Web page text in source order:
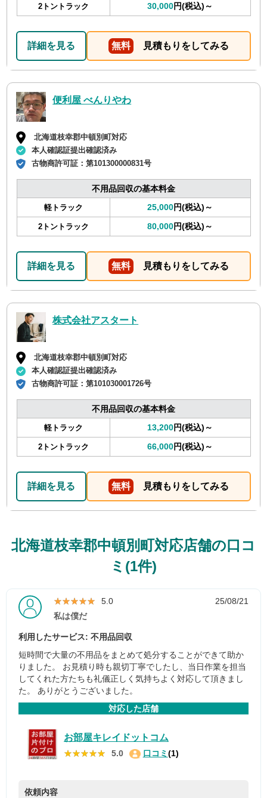
2トントラック 30,000円(税込)～
詳細を見る 無料 見積もりをしてみる
便利屋 べんりやわ
北海道枝幸郡中頓別町対応
本人確認証提出確認済み
古物商許可証：第101300000831号
不用品回収の基本料金
軽トラック 25,000円(税込)～
2トントラック 80,000円(税込)～
詳細を見る 無料 見積もりをしてみる
株式会社アスタート
北海道枝幸郡中頓別町対応
本人確認証提出確認済み
古物商許可証：第101030001726号
不用品回収の基本料金
軽トラック 13,200円(税込)～
2トントラック 66,000円(税込)～
詳細を見る 無料 見積もりをしてみる
北海道枝幸郡中頓別町対応店舗の口コ
ミ(1件)
★★★★★
★★★★★ 5.0
25/08/21
私は僕だ
利用したサービス: 不用品回収
短時間で大量の不用品をまとめて処分することができて助か
りました。 お見積り時も親切丁寧でしたし、当日作業を担当
してくれた方たちも礼儀正しく気持ちよく対応して頂きまし
た。 ありがとうございました。
対応した店舗
お部屋キレイドットコム
★★★★★
★★★★★ 5.0 口コミ (1)
依頼内容